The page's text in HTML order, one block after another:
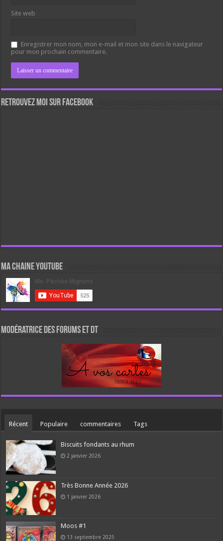
Site web
Enregistrer mon nom, mon e-mail et mon site dans le navigateur
pour mon prochain commentaire.
Retrouvez moi sur Facebook
Ma chaine Youtube
Modératrice des forums et DT
Récent Populaire commentaires Tags
Biscuits fondants au rhum
2 janvier 2026
Très Bonne Année 2026
1 janvier 2026
Moos #1
13 septembre 2025